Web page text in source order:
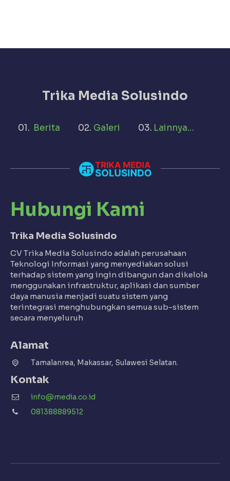
Trika Media Solusindo
Berita Galeri Lainnya…
Hubungi Kami
Trika Media Solusindo
CV Trika Media Solusindo adalah perusahaan
Teknologi Informasi yang menyediakan solusi
terhadap sistem yang ingin dibangun dan dikelola
menggunakan infrastruktur, aplikasi dan sumber
daya manusia menjadi suatu sistem yang
terintegrasi menghubungkan semua sub-sistem
secara menyeluruh
Alamat
Tamalanrea, Makassar, Sulawesi Selatan.
Kontak
info@media.co.id
081388889512